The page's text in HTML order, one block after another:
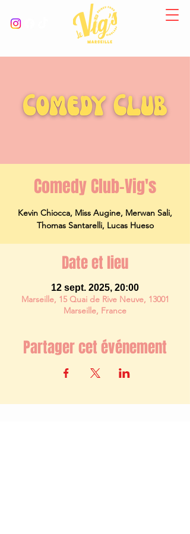
Comedy Club-Vig's
Kevin Chiocca, Miss Augine, Merwan Sali,
Thomas Santarelli, Lucas Hueso
Date et lieu
12 sept. 2025, 20:00
Marseille, 15 Quai de Rive Neuve, 13001
Marseille, France
Partager cet événement